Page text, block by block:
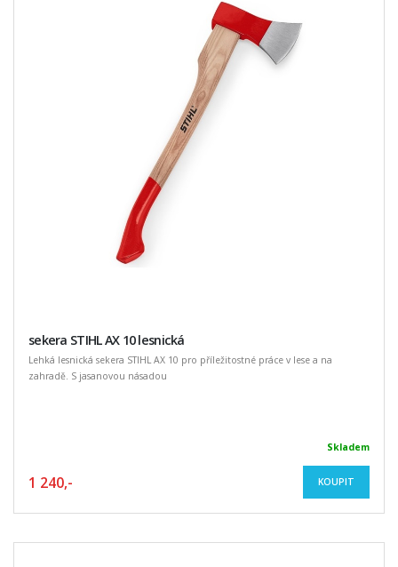
sekera STIHL AX 10 lesnická
Lehká lesnická sekera STIHL AX 10 pro příležitostné práce v lese a na
zahradě. S jasanovou násadou
Skladem
1 240,- KOUPIT